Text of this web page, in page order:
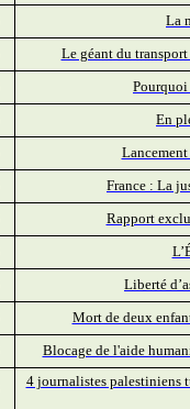
La
Le géant du
En
France : La
Rapport
Liberté
Mort de deux
Blocage de l'aide
4 journalistes palestiniens